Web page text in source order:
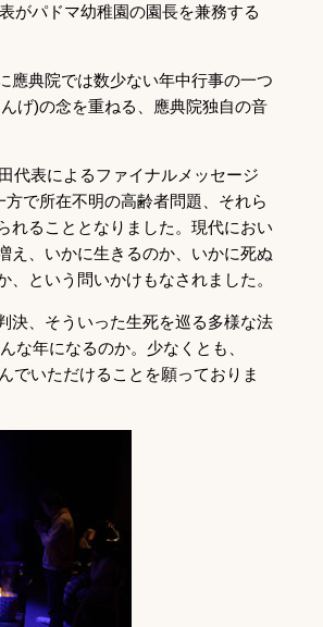
がパドマ幼稚園の園長を兼務する
應典院では数少ない年中行事の一つ
げ)の念を重ねる、應典院独自の音
代表によるファイナルメッセージ
で所在不明の高齢者問題、それら
れることとなりました。現代におい
え、いかに生きるのか、いかに死ぬ
という問いかけもなされました。
決、そういった生死を巡る多様な法
な年になるのか。少なくとも、
でいただけることを願っておりま